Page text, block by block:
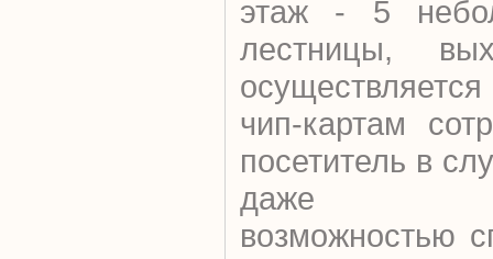
этаж - 5
лестницы,
чип-картам
посетитель в
даже
возможностью